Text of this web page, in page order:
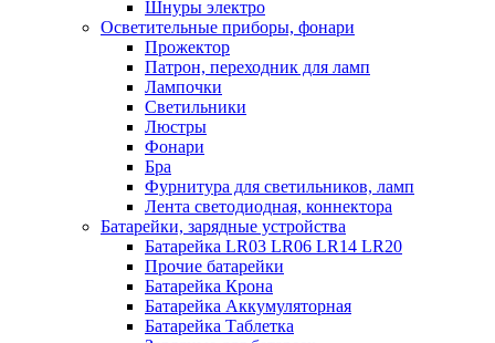
Шнуры электро
Осветительные приборы, фонари
Прожектор
Патрон, переходник для ламп
Лампочки
Светильники
Люстры
Фонари
Бра
Фурнитура для светильников, ламп
Лента светодиодная, коннектора
Батарейки, зарядные устройства
Батарейка LR03 LR06 LR14 LR20
Прочие батарейки
Батарейка Крона
Батарейка Аккумуляторная
Батарейка Таблетка